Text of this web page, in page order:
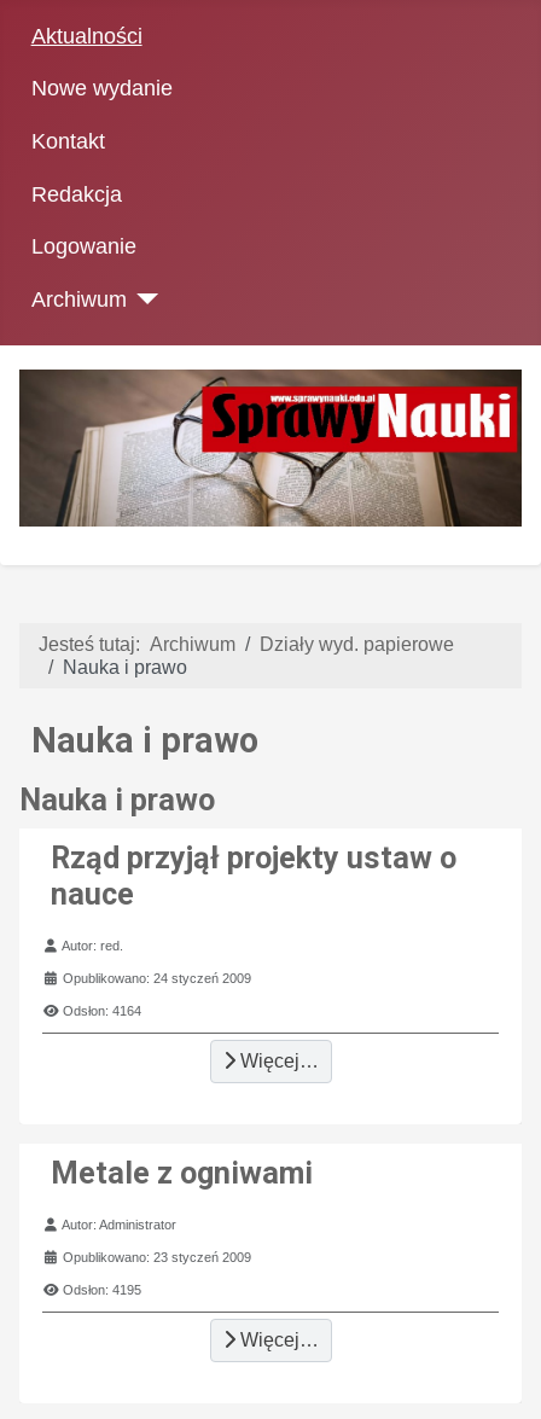
Aktualności
Nowe wydanie
Kontakt
Redakcja
Logowanie
Archiwum
Jesteś tutaj: Archiwum
Działy wyd. papierowe
Nauka i prawo
Nauka i prawo
Nauka i prawo
Rząd przyjął projekty ustaw o
nauce
Szczegóły
Autor:red.
Opublikowano: 24 styczeń 2009
Odsłon: 4164
Więcej…
Metale z ogniwami
Szczegóły
Autor:Administrator
Opublikowano: 23 styczeń 2009
Odsłon: 4195
Więcej…